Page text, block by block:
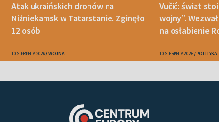
Atak ukraińskich dronów na
Niżniekamsk w Tatarstanie. Zginęło
12 osób
10 SIERPNIA 2026 WOJNA
Vučić: świat
wojny”.
na osłabienie
10 SIERPNIA 2026 POLITYKA